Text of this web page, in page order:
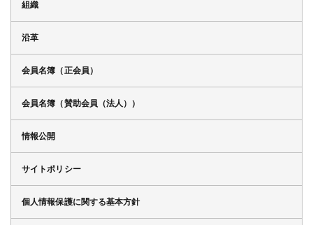
組織
沿革
会員名簿（正会員）
会員名簿（賛助会員（法人））
情報公開
サイトポリシー
個人情報保護に関する基本方針